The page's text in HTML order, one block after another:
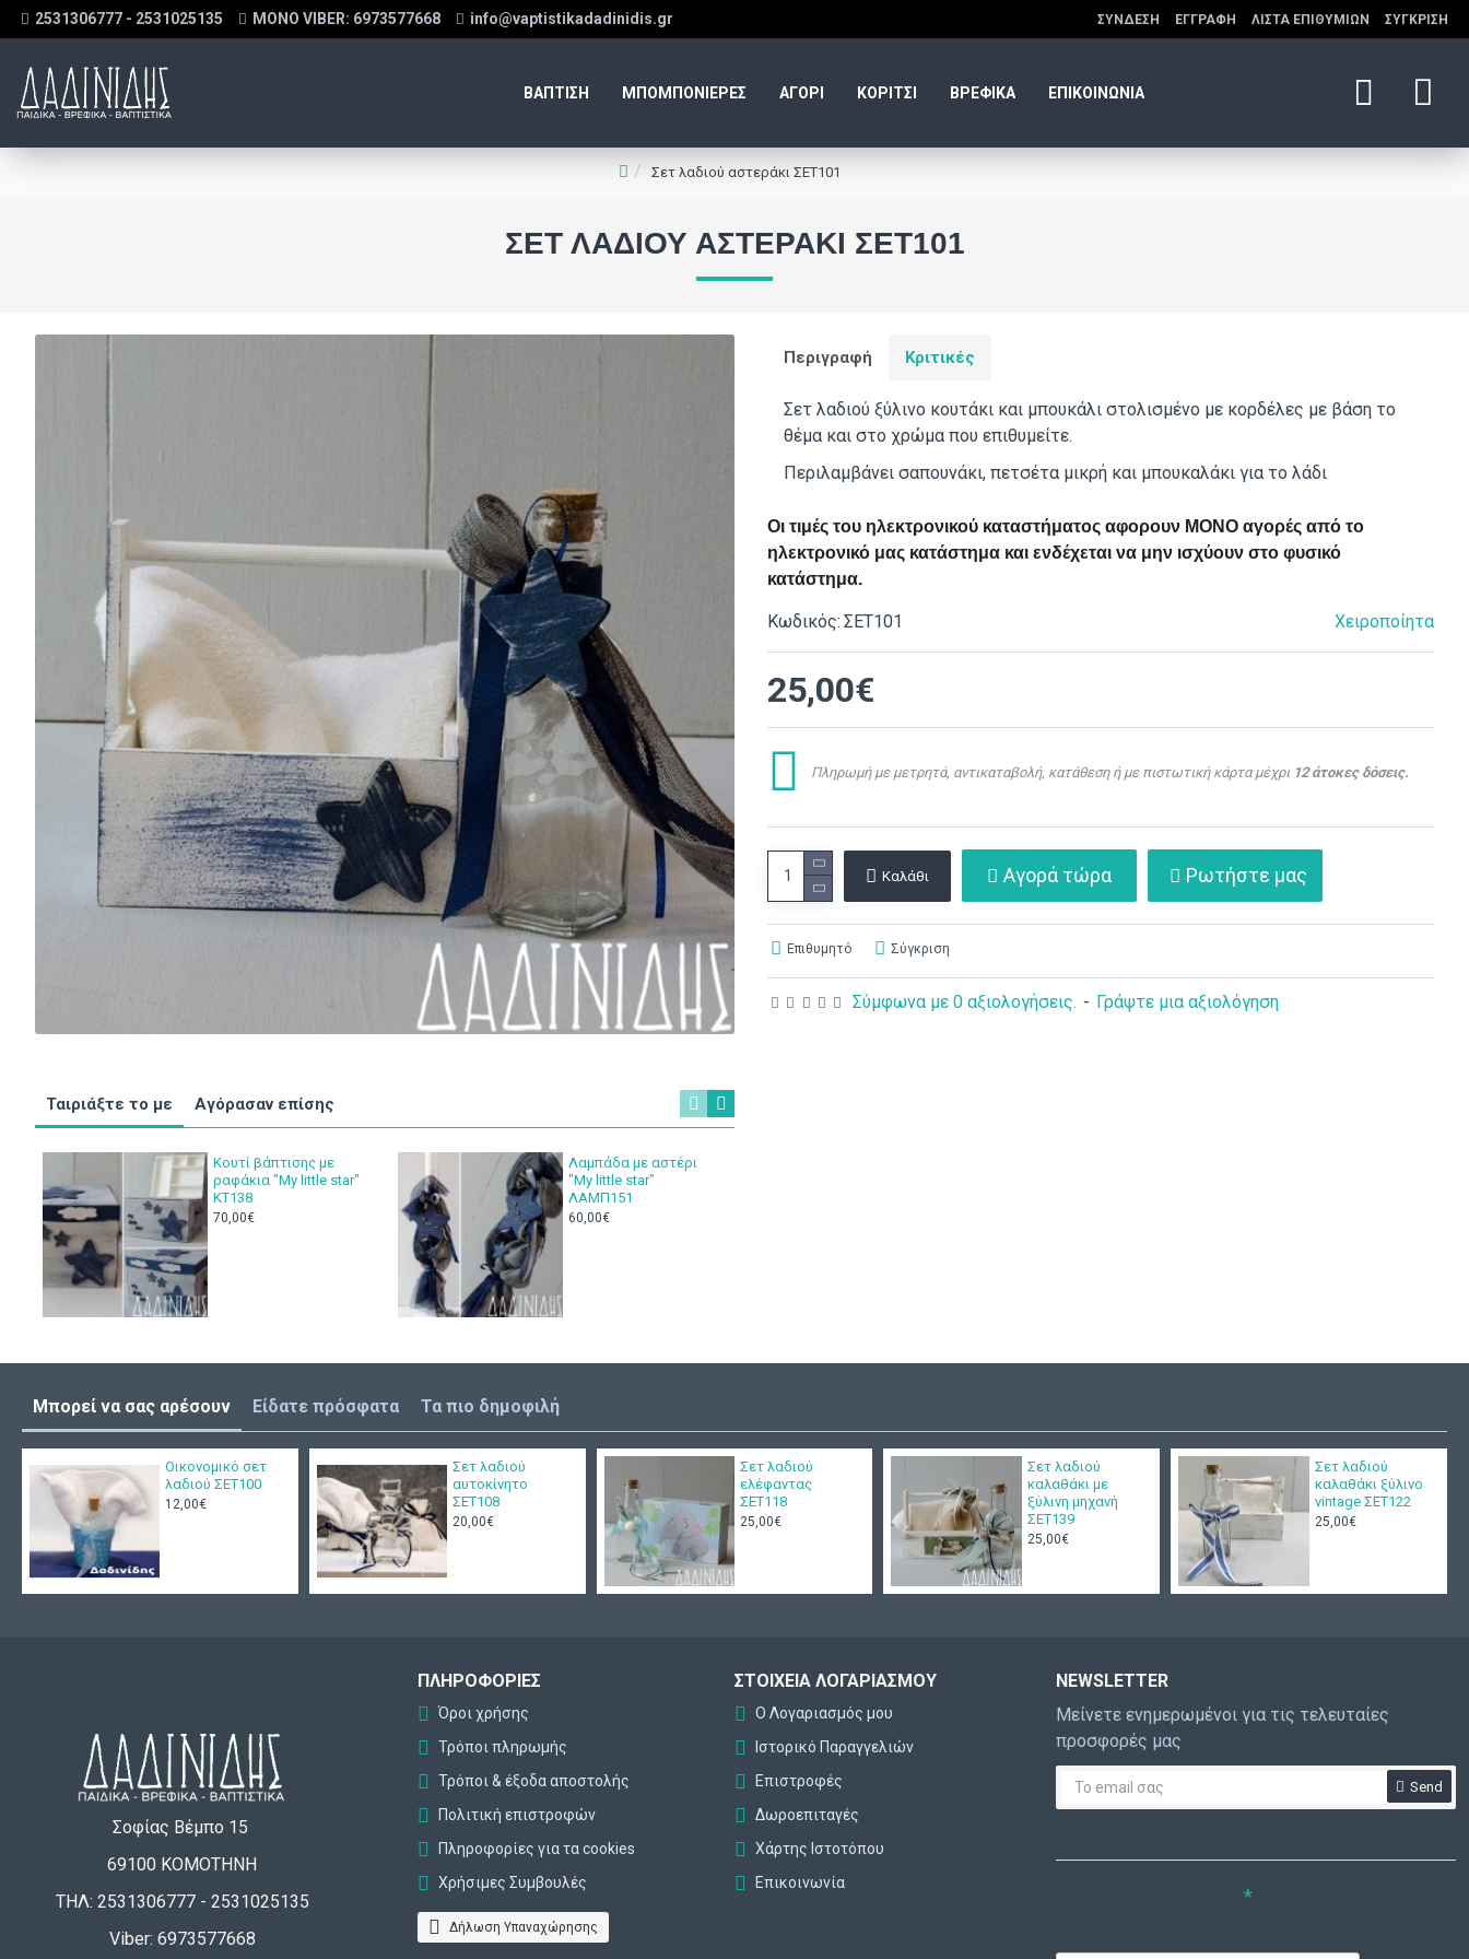
2531306777 - 2531025135 MONO VIBER: 6973577668 info@vaptistikadadinidis.gr ΣΎΝΔΕΣΗ ΕΓΓΡΑΦΉ ΛΊΣΤΑ ΕΠΙΘΥΜΙΏΝ ΣΎΓΚΡΙΣΗ
ΒΑΠΤΙΣΗ ΜΠΟΜΠΟΝΙΕΡΕΣ ΑΓΟΡΙ ΚΟΡΙΤΣΙ ΒΡΕΦΙΚΑ ΕΠΙΚΟΙΝΩΝΙΑ
Σετ λαδιού αστεράκι ΣΕΤ101
ΣΕΤ ΛΑΔΙΟΎ ΑΣΤΕΡΆΚΙ ΣΕΤ101
Ταιριάξτε το με Αγόρασαν επίσης
Κουτί βάπτισης με
ραφάκια "My little star"
ΚΤ138
70,00€
Λαμπάδα με αστέρι
"My little star"
ΛΑΜΠ151
60,00€
Περιγραφή Κριτικές
Σετ λαδιού ξύλινο κουτάκι και μπουκάλι στολισμένο με κορδέλες με βάση το
θέμα και στο χρώμα που επιθυμείτε.
Περιλαμβάνει σαπουνάκι, πετσέτα μικρή και μπουκαλάκι για το λάδι
Οι τιμές του ηλεκτρονικού καταστήματος αφορουν ΜΟΝΟ αγορές από το
ηλεκτρονικό μας κατάστημα και ενδέχεται να μην ισχύουν στο φυσικό
κατάστημα.
Κωδικός: ΣΕΤ101 Χειροποίητα
Σύμφωνα με 0 αξιολογήσεις. - Γράψτε μια αξιολόγηση
25,00€
Καλάθι Αγορά τώρα Ρωτήστε μας
Επιθυμητό Σύγκριση
Πληρωμή με μετρητά, αντικαταβολή, κατάθεση ή με πιστωτική κάρτα μέχρι 12 άτοκες δόσεις.
Μπορεί να σας αρέσουν Είδατε πρόσφατα Τα πιο δημοφιλή
Οικονομικό σετ
λαδιού ΣΕΤ100
12,00€
Σετ λαδιού
αυτοκίνητο
ΣΕΤ108
20,00€
Σετ λαδιού
ελέφαντας
ΣΕΤ118
25,00€
Σετ λαδιού
καλαθάκι με
ξύλινη μηχανή
ΣΕΤ139
25,00€
Σετ λαδιού
καλαθάκι ξύλινο
vintage ΣΕΤ122
25,00€
Σοφίας Βέμπο 15
69100 ΚΟΜΟΤΗΝΗ
ΤΗΛ: 2531306777 - 2531025135
Viber: 6973577668
ΠΛΗΡΟΦΟΡΊΕΣ
Όροι χρήσης
Τρόποι πληρωμής
Τρόποι & έξοδα αποστολής
Πολιτική επιστροφών
Πληροφορίες για τα cookies
Χρήσιμες Συμβουλές
Δήλωση Υπαναχώρησης
ΣΤΟΙΧΕΊΑ ΛΟΓΑΡΙΑΣΜΟΎ
Ο Λογαριασμός μου
Ιστορικό Παραγγελιών
Επιστροφές
Δωροεπιταγές
Χάρτης Ιστοτόπου
Επικοινωνία
NEWSLETTER
Μείνετε ενημερωμένοι για τις τελευταίες
προσφορές μας
Send